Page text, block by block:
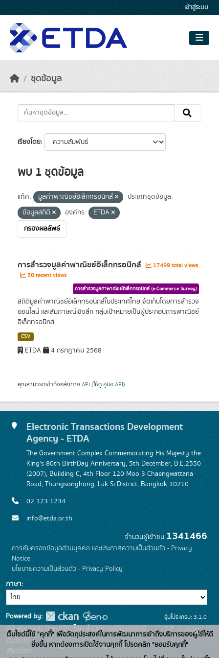
เข้าสู่ระบบ
ชุดข้อมูล
เรียงโดย
พบ 1 ชุดข้อมูล
แท็ค: มูลค่าพาณิชย์อิเล็กทรอนิกส์
ประเภทชุดข้อมูล:
ข้อมูลสถิติ
องค์กร:
ETDA
กรองผลลัพธ์
การสำรวจมูลค่าพาณิชย์อิเล็กทรอนิกส์
17499 total views
30 recent views
การสำรวจมูลค่าพาณิชย์อิเล็กทรอนิกส์ (e-Commerce Survey)
สถิติมูลค่าพาณิชย์อิเล็กทรอนิกส์ในประเทศไทย จัดเก็บโดยการสำรวจ
ออนไลน์ และสัมภาษณ์เชิงลึก กลุ่มเป้าหมายเป็นผู้ประกอบการพาณิชย์
อิเล็กทรอนิกส์
CSV
ETDA 4 กรกฎาคม 2568
คุณสามารถเข้าถึงคลังทาง API (ให้ดู คู่มือ API).
Electronic Transactions Development
Agency - ETDA
The Government Complex Commemorating His Majesty the
King's 80th BirthDay Anniversary, 5th December, B.E.2550
(2007), Building C, 4th Floor 120 Moo 3 Chaengwattana
Road, Thungsonghong, Lak Si District, Bangkok 10210
02 123 1234
info@etda.or.th
จำนวนผู้เข้าชม 1341466
การคุ้มครองข้อมูลส่วนบุคคล และประกาศความเป็นส่วนตัว - Privacy
Notice
นโยบายความเป็นส่วนตัว - Privacy Policy
ภาษา
Powered by:
สนับสนุนระบบ Thai-GDC โดย สำนักงานสถิติแห่งชาติ
เว็บไซต์ที่
เกี่ยวข้อง:
ระบบบัญชีข้อมูลภาครัฐ
รุ่นโปรแกรม: 3.1.0
วันที่: 2026-06-
22
เว็บไซต์นี้ใช้ "คุกกี้" เพื่อวัตถุประสงค์ในการพัฒนาการเข้าถึงบริการของผู้ใช้ให้ดี
ยิ่งขึ้น หากต้องการเปิดใช้งานคุกกี้ โปรดคลิก "ยอมรับคุกกี้"
x